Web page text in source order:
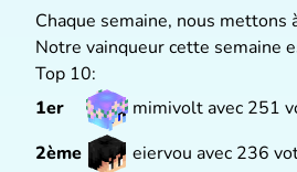
Chaque semaine, nous
Notre vainqueur cette semaine
Top 10:
1er
mimivolt avec 251
2ème
eiervou avec 236